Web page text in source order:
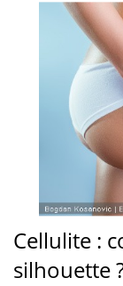
Cellulite :
silhouette